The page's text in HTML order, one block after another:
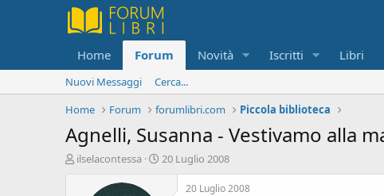
Home Forum Novità Iscritti Libri
Nuovi Messaggi
Cerca...
Home
Forum forumlibri.com Piccola biblioteca
Agnelli, Susanna - Vestivamo alla
C
ilselacontessa
D
20 Luglio 2008
20 Luglio 2008